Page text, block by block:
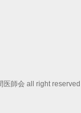
医師会 all right